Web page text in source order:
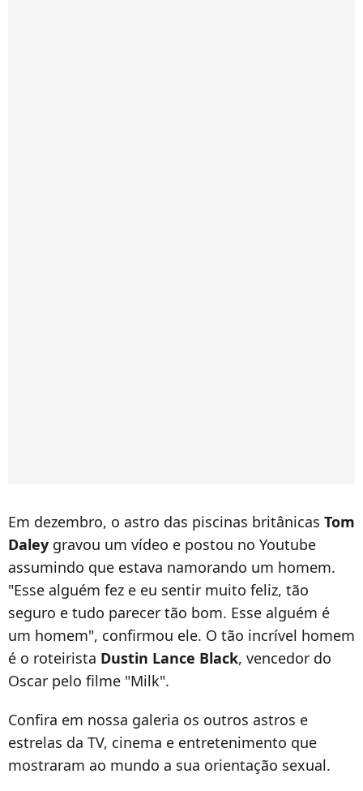
Em dezembro, o astro das piscinas britânicas Tom
Daley gravou um vídeo e postou no Youtube
assumindo que estava namorando um homem.
"Esse alguém fez e eu sentir muito feliz, tão
seguro e tudo parecer tão bom. Esse alguém é
um homem", confirmou ele. O tão incrível homem
é o roteirista Dustin Lance Black, vencedor do
Oscar pelo filme "Milk".
Confira em nossa galeria os outros astros e
estrelas da TV, cinema e entretenimento que
mostraram ao mundo a sua orientação sexual.